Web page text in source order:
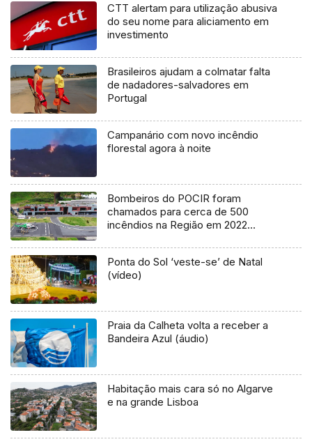
CTT alertam para utilização abusiva
do seu nome para aliciamento em
investimento
Brasileiros ajudam a colmatar falta
de nadadores-salvadores em
Portugal
Campanário com novo incêndio
florestal agora à noite
Bombeiros do POCIR foram
chamados para cerca de 500
incêndios na Região em 2022
Ponta do Sol ‘veste-se’ de Natal
(vídeo)
Praia da Calheta volta a receber a
Bandeira Azul (áudio)
Habitação mais cara só no Algarve
e na grande Lisboa